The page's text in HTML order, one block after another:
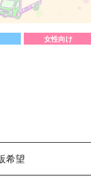
女性向け
希望